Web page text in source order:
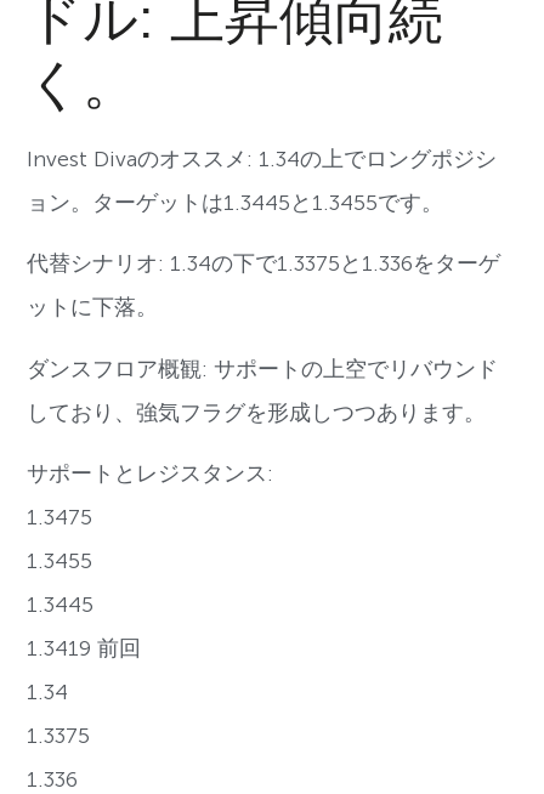
ドル: 上昇傾向続
く。
Invest Divaのオススメ: 1.34の上でロングポジシ
ョン。ターゲットは1.3445と1.3455です。
代替シナリオ: 1.34の下で1.3375と1.336をターゲ
ットに下落。
ダンスフロア概観: サポートの上空でリバウンド
しており、強気フラグを形成しつつあります。
サポートとレジスタンス:
1.3475
1.3455
1.3445
1.3419 前回
1.34
1.3375
1.336